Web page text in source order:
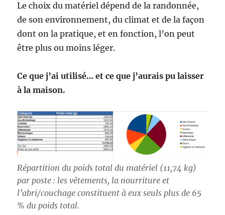
Le choix du matériel dépend de la randonnée,
de son environnement, du climat et de la façon
dont on la pratique, et en fonction, l’on peut
être plus ou moins léger.
Ce que j’ai utilisé… et ce que j’aurais pu laisser
à la maison.
Répartition du poids total du matériel (11,74 kg)
par poste : les vêtements, la nourriture et
l’abri/couchage constituent à eux seuls plus de 65
% du poids total.